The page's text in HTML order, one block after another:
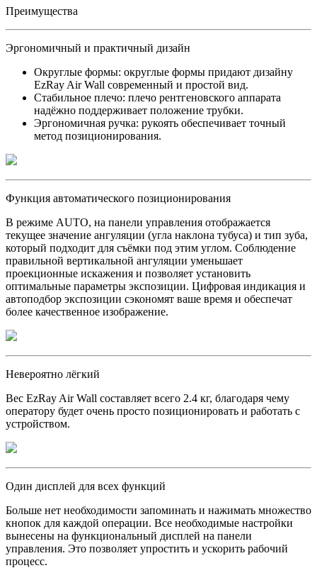
Преимущества
Эргономичный и практичный дизайн
Округлые формы: округлые формы придают дизайну
EzRay Air Wall современный и простой вид.
Стабильное плечо: плечо рентгеновского аппарата
надёжно поддерживает положение трубки.
Эргономичная ручка: рукоять обеспечивает точный
метод позиционирования.
Функция автоматического позиционирования
В режиме AUTO, на панели управления отображается
текущее значение ангуляции (угла наклона тубуса) и тип зуба,
который подходит для съёмки под этим углом. Соблюдение
правильной вертикальной ангуляции уменьшает
проекционные искажения и позволяет установить
оптимальные параметры экспозиции. Цифровая индикация и
автоподбор экспозиции сэкономят ваше время и обеспечат
более качественное изображение.
Невероятно лёгкий
Вес EzRay Air Wall составляет всего 2.4 кг, благодаря чему
оператору будет очень просто позиционировать и работать с
устройством.
Один дисплей для всех функций
Больше нет необходимости запоминать и нажимать множество
кнопок для каждой операции. Все необходимые настройки
вынесены на функциональный дисплей на панели
управления. Это позволяет упростить и ускорить рабочий
процесс.